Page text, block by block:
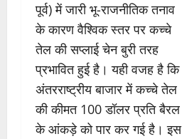
पूर्व) में जारी भू-राजनीतिक तनाव
के कारण वैश्विक स्तर पर कच्चे
तेल की सप्लाई चेन बुरी तरह
प्रभावित हुई है। यही वजह है कि
अंतरराष्ट्रीय बाजार में कच्चे तेल
की कीमत 100 डॉलर प्रति बैरल
के आंकड़े को पार कर गई है। इस